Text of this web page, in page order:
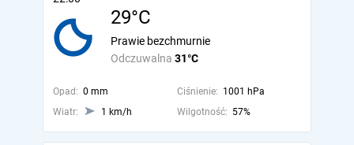
29°C
Odczuwalna 31°C
Prawie bezchmurnie
Opad: 0 mm Ciśnienie: 1001 hPa
Wiatr:
1 km/h Wilgotność: 57%